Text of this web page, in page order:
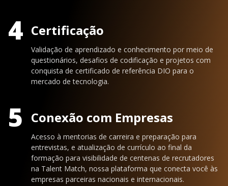
4 Certificação
Validação de aprendizado e conhecimento por meio de
questionários, desafios de codificação e projetos com
conquista de certificado de referência DIO para o
mercado de tecnologia.
5 Conexão com Empresas
Acesso à mentorias de carreira e preparação para
entrevistas, e atualização de currículo ao final da
formação para visibilidade de centenas de recrutadores
na Talent Match, nossa plataforma que conecta você às
empresas parceiras nacionais e internacionais.